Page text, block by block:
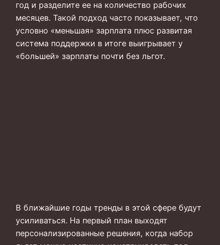
год и разделите ее на количество рабочих
месяцев. Такой подход часто показывает, что
условно «меньшая» зарплата плюс развитая
система поддержки в итоге выигрывает у
«большей» зарплаты почти без льгот.
В ближайшие годы тренды в этой сфере будут
усиливаться. На первый план выходят
персонализированные решения, когда набор